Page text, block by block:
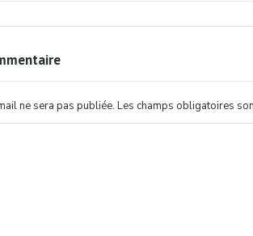
ne sera pas publiée. Les champs obligatoires